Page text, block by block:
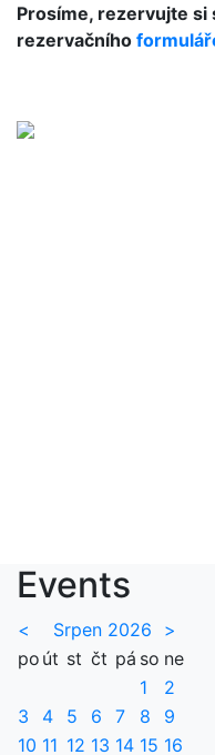
Prosíme, rezervujte
rezervačního
Events
< Srpen 2026
>
po út st čt pá so ne
1
2
3
4 5 6 7 8
9
10 11 12 13 14 15 16